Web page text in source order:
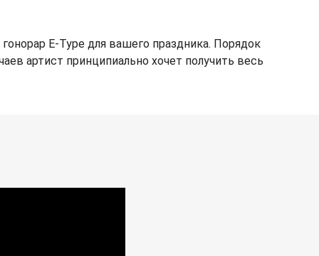
E-Type для вашего праздника. Порядок
артист принципиально хочет получить весь